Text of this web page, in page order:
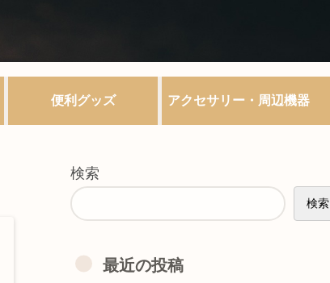
便利グッズ アクセサリー・周辺機器
検索
検索
最近の投稿